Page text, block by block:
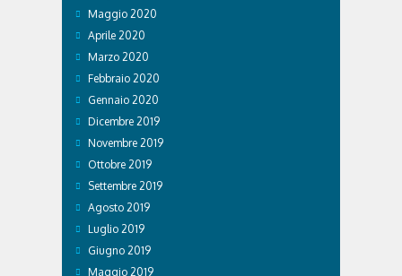
Maggio 2020
Aprile 2020
Marzo 2020
Febbraio 2020
Gennaio 2020
Dicembre 2019
Novembre 2019
Ottobre 2019
Settembre 2019
Agosto 2019
Luglio 2019
Giugno 2019
Maggio 2019